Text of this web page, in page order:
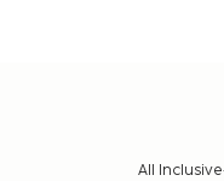
All